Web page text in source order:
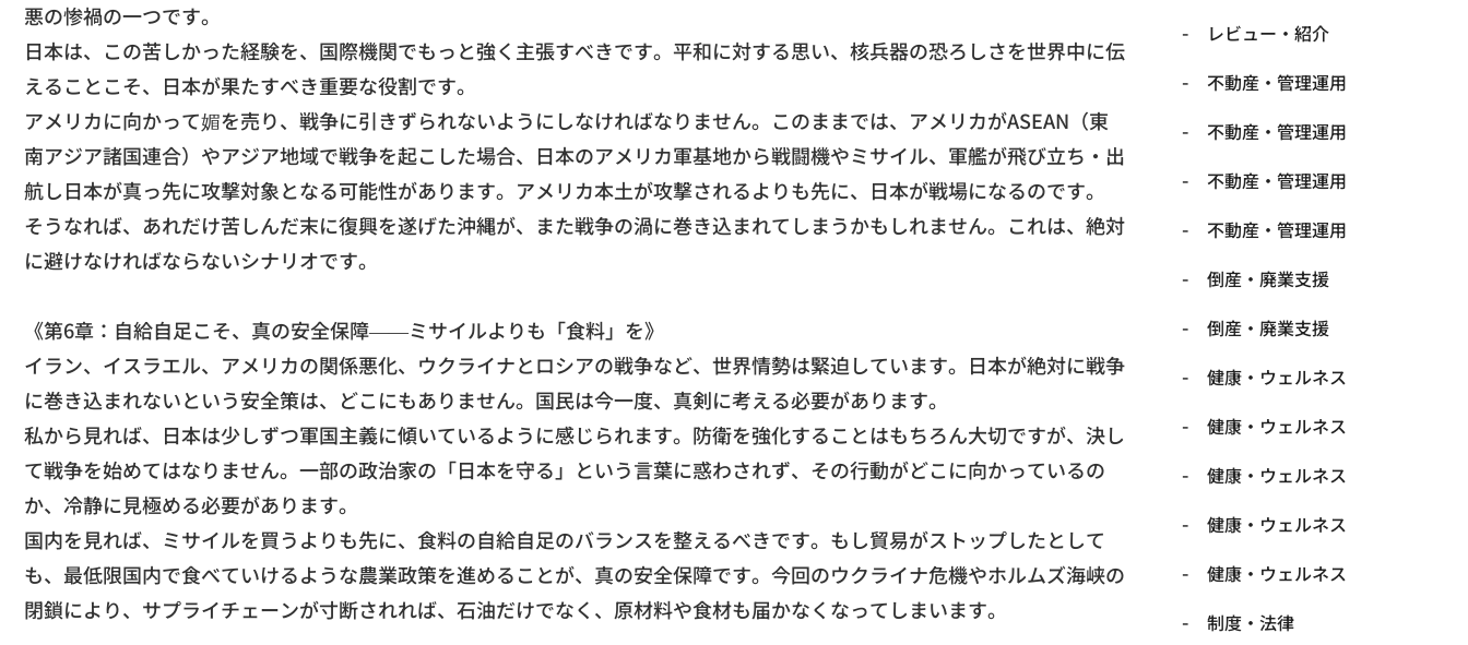
悪の惨禍の一つです。
​日本は、この苦しかった経験を、 国際機関でもっと強く主張すべきです。平和に対する思い、 核兵器の恐ろしさを世界中に伝
えることこそ、 日本が果たすべき重要な役割です。
​アメリカに向かって媚を売り、 戦争に引きずられないようにしなければなりません。 このままでは、アメリカがASEAN（東
南アジア諸国連合） やアジア地域で戦争を起こした場合、 日本のアメリカ軍基地から戦闘機やミサイル、軍艦が飛び立ち・出
航し日本が真っ先に攻撃対象となる可能性があります。 アメリカ本土が攻撃されるよりも先に、日本が戦場になるのです。
​そうなれば、あれだけ苦しんだ末に復興を遂げた沖縄が、 また戦争の渦に巻き込まれてしまうかもしれません。これは、 絶対
に避けなければならないシナリオです。
《第6章：自給自足こそ、真の安全保障——ミサイルよりも「食料」を》
​イラン、イスラエル、アメリカの関係悪化、 ウクライナとロシアの戦争など、世界情勢は緊迫しています。 日本が絶対に戦争
に巻き込まれないという安全策は、 どこにもありません。国民は今一度、 真剣に考える必要があります。
​私から見れば、 日本は少しずつ軍国主義に傾いているように感じられます。 防衛を強化することはもちろん大切ですが、 決し
て戦争を始めてはなりません。一部の政治家の「日本を守る」 という言葉に惑わされず、その行動がどこに向かっているの
か、 冷静に見極める必要があります。
​国内を見れば、ミサイルを買うよりも先に、 食料の自給自足のバランスを整えるべきです。 もし貿易がストップしたとして
も、 最低限国内で食べていけるような農業政策を進めることが、 真の安全保障です。今回のウクライナ危機やホルムズ海峡の
閉鎖により、 サプライチェーンが寸断されれば、石油だけでなく、 原材料や食材も届かなくなってしまいます。
レビュー・紹介
不動産・管理運用
不動産・管理運用
不動産・管理運用
不動産・管理運用
倒産・廃業支援
倒産・廃業支援
健康・ウェルネス
健康・ウェルネス
健康・ウェルネス
健康・ウェルネス
健康・ウェルネス
制度・法律